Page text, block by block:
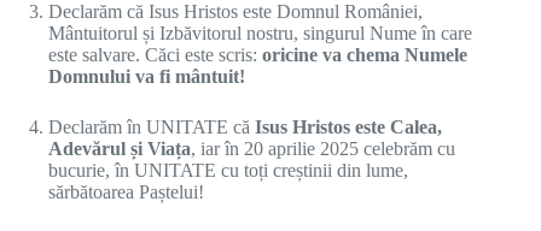
Declarăm că Isus Hristos este Domnul României,
Mântuitorul și Izbăvitorul nostru, singurul Nume în care
este salvare. Căci este scris: oricine va chema Numele
Domnului va fi mântuit!
Declarăm în UNITATE că Isus Hristos este Calea,
Adevărul și Viața, iar în 20 aprilie 2025 celebrăm cu
bucurie, în UNITATE cu toți creștinii din lume,
sărbătoarea Paștelui!